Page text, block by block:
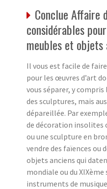
Conclue Affaire
considérables
meubles et objets
Il vous est facile de
pour les œuvres d’art
vous séparer, y
des sculptures, mais
dépareillée. Par
de décoration insolites
ou une sculpture en
vendre des faïences ou
objets anciens qui
mondiale ou du
instruments de